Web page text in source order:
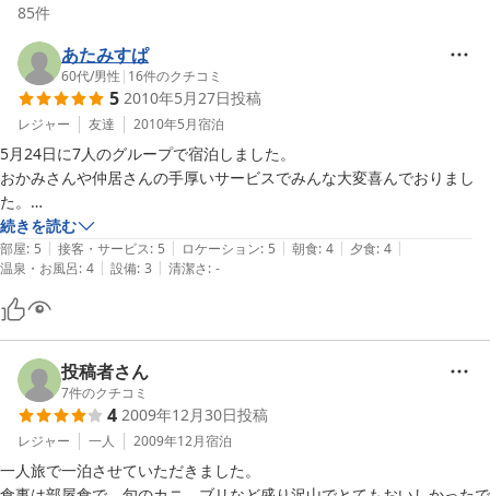
85件
あたみすぱ
60代/男性 | 16件のクチコミ
5 2010年5月27日投稿
レジャー 友達 2010年5月宿泊
5月24日に7人のグループで宿泊しました。
おかみさんや仲居さんの手厚いサービスでみんな大変喜んでおりまし
た。
大きくて高級な宿が多い和倉温泉の中で、岡田屋さんのようなこじんま
りとしたところが頑張って(失礼かな)いられるのは素晴らしいことと思
います。
まり子さん、やす子さんお世話になりました。また機会がありましたら
利用させていただきます。
続きを読む
部屋: 5 | 接客・サービス: 5 | ロケーション: 5 | 朝食: 4 | 夕食: 4 |
温泉・お風呂: 4 | 設備: 3 | 清潔さ: -
投稿者さん
7件のクチコミ
4 2009年12月30日投稿
レジャー 一人 2009年12月宿泊
一人旅で一泊させていただきました。